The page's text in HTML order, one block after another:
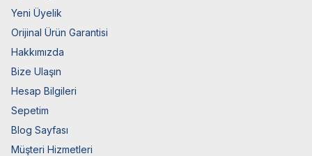
Yeni Üyelik
Orijinal Ürün Garantisi
Hakkımızda
Bize Ulaşın
Hesap Bilgileri
Sepetim
Blog Sayfası
Müşteri Hizmetleri